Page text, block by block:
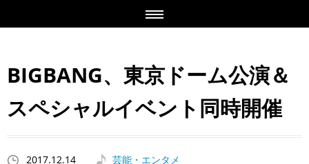
BIGBANG、東京ドーム公演＆
スペシャルイベント同時開催
2017.12.14
芸能・エンタメ